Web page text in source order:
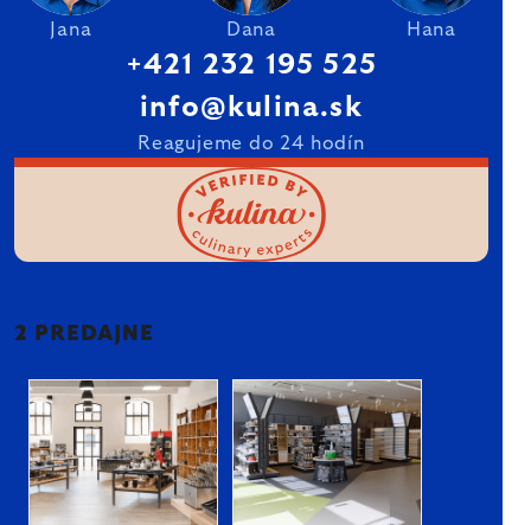
Jana Dana Hana
+421 232 195 525
info@kulina.sk
Reagujeme do 24 hodín
2 PREDAJNE